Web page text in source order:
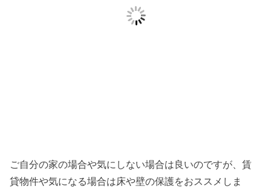
ご自分の家の場合や気にしない場合は良いのですが、賃
貸物件や気になる場合は床や壁の保護をおススメしま